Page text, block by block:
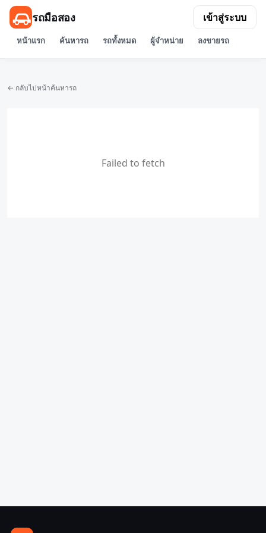
รถมือสอง
หน้าแรก ค้นหารถ รถทั้งหมด ผู้จำหน่าย ลงขายรถ
เข้าสู่ระบบ
← กลับไปหน้าค้นหารถ
Failed to fetch